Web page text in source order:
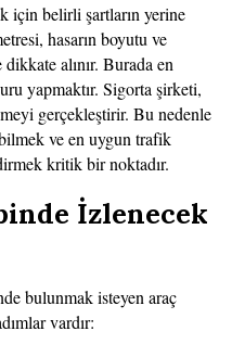
için belirli şartların yerine
hasarın boyutu ve
alınır. Burada en
yapmaktır. Sigorta şirketi,
gerçekleştirir. Bu nedenle
ve en uygun trafik
kritik bir noktadır.
İzlenecek
bulunmak isteyen araç
vardır: